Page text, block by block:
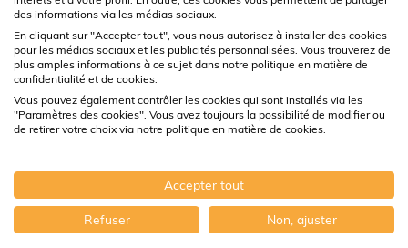
Comment reconnaître un
simple vitrage, un double
vitrage ou un vitrage super
En savoir plus
des informations via les médias sociaux.
En cliquant sur "Accepter tout", vous nous autorisez à installer des cookies
pour les médias sociaux et les publicités personnalisées. Vous trouverez de
plus amples informations à ce sujet dans notre politique en matière de
confidentialité et de cookies.
Vous pouvez également contrôler les cookies qui sont installés via les
"Paramètres des cookies". Vous avez toujours la possibilité de modifier ou
de retirer votre choix via notre politique en matière de cookies.
Accepter tout
Refuser Non, ajuster